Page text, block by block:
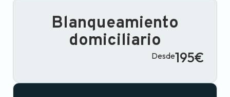
Blanqueamiento
domiciliario
195€
Desde